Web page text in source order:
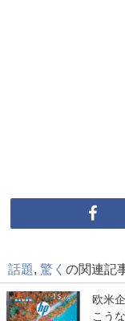
話題, 驚く の関連記
欧米
こう